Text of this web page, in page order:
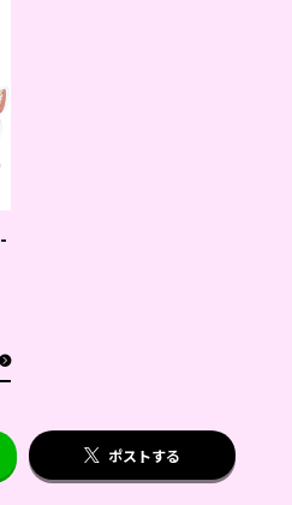
ポストする